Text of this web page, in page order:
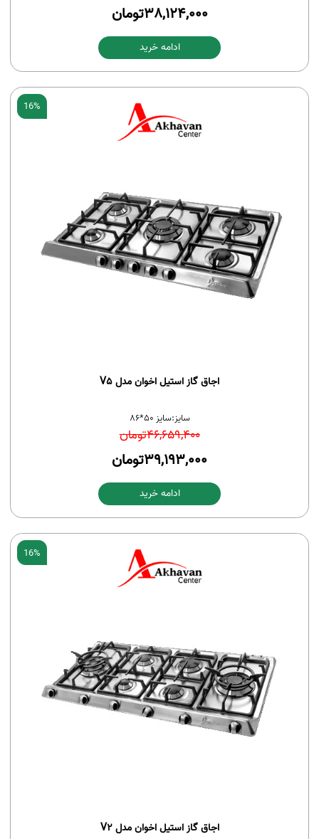
38,124,000تومان
ادامه خرید
16%
اجاق گاز استیل اخوان مدل V5
سایز:سایز 50*86
46,659,400تومان
39,193,000تومان
ادامه خرید
16%
اجاق گاز استیل اخوان مدل V2